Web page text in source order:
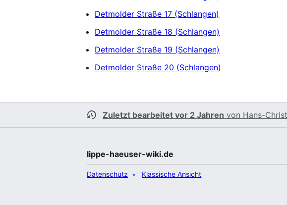
Detmolder Straße 17 (Schlangen)
Detmolder Straße 18 (Schlangen)
Detmolder Straße 19 (Schlangen)
Detmolder Straße 20 (Schlangen)
Zuletzt bearbeitet vor 2 Jahren von Hans-
lippe-haeuser-wiki.de
Datenschutz Klassische Ansicht